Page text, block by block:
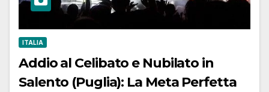
ITALIA
Addio al Celibato e Nubilato in
Salento (Puglia): La Meta Perfetta